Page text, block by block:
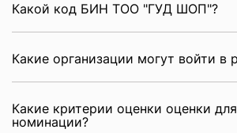
Какой код БИН ТОО "ГУД ШОП"?
Какие организации могут войти в
Какие критерии оценки оценки
номинации?